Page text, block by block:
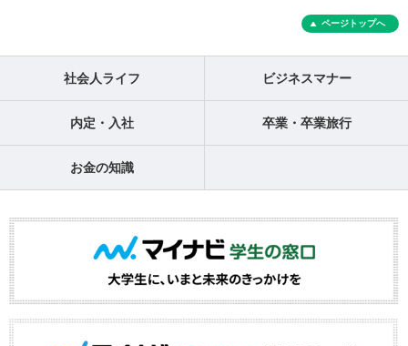
ページトップへ
社会人ライフ ビジネスマナー
内定・入社 卒業・卒業旅行
お金の知識